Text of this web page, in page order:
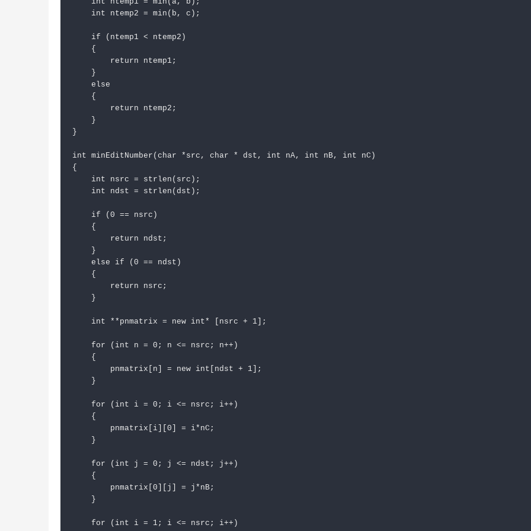
    int ntemp1 = min(a, b);
    int ntemp2 = min(b, c);
    if (ntemp1 < ntemp2)
    {
        return ntemp1;
    }
    else
    {
        return ntemp2;
    }
}
int minEditNumber(char *src, char * dst, int nA, int nB, int nC)
{
    int nsrc = strlen(src);
    int ndst = strlen(dst);
    if (0 == nsrc)
    {
        return ndst;
    }
    else if (0 == ndst)
    {
        return nsrc;
    }
    int **pnmatrix = new int* [nsrc + 1];
    for (int n = 0; n <= nsrc; n++)
    {
        pnmatrix[n] = new int[ndst + 1];
    }
    for (int i = 0; i <= nsrc; i++)
    {
        pnmatrix[i][0] = i*nC;
    }
    for (int j = 0; j <= ndst; j++)
    {
        pnmatrix[0][j] = j*nB;
    }
    for (int i = 1; i <= nsrc; i++)